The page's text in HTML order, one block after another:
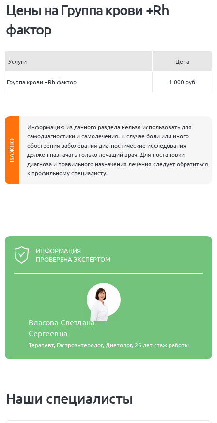
Цены на Группа крови +Rh
фактор
Услуги Цена
Группа крови +Rh фактор 1 000 руб
ВАЖНО
Информацию из данного раздела нельзя использовать для
самодиагностики и самолечения. В случае боли или иного
обострения заболевания диагностические исследования
должен назначать только лечащий врач. Для постановки
диагноза и правильного назначения лечения следует обратиться
к профильному специалисту.
ИНФОРМАЦИЯ
ПРОВЕРЕНА ЭКСПЕРТОМ
Власова Светлана
Сергеевна
Терапевт, Гастроэнтеролог, Диетолог, 26 лет стаж работы
Наши специалисты